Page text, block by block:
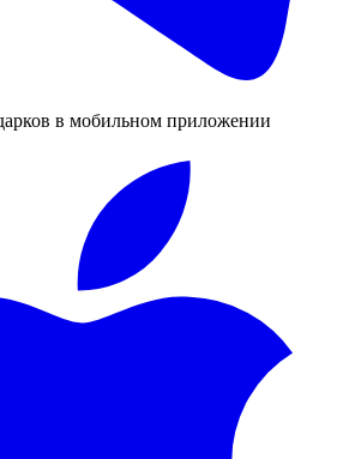
в мобильном приложении